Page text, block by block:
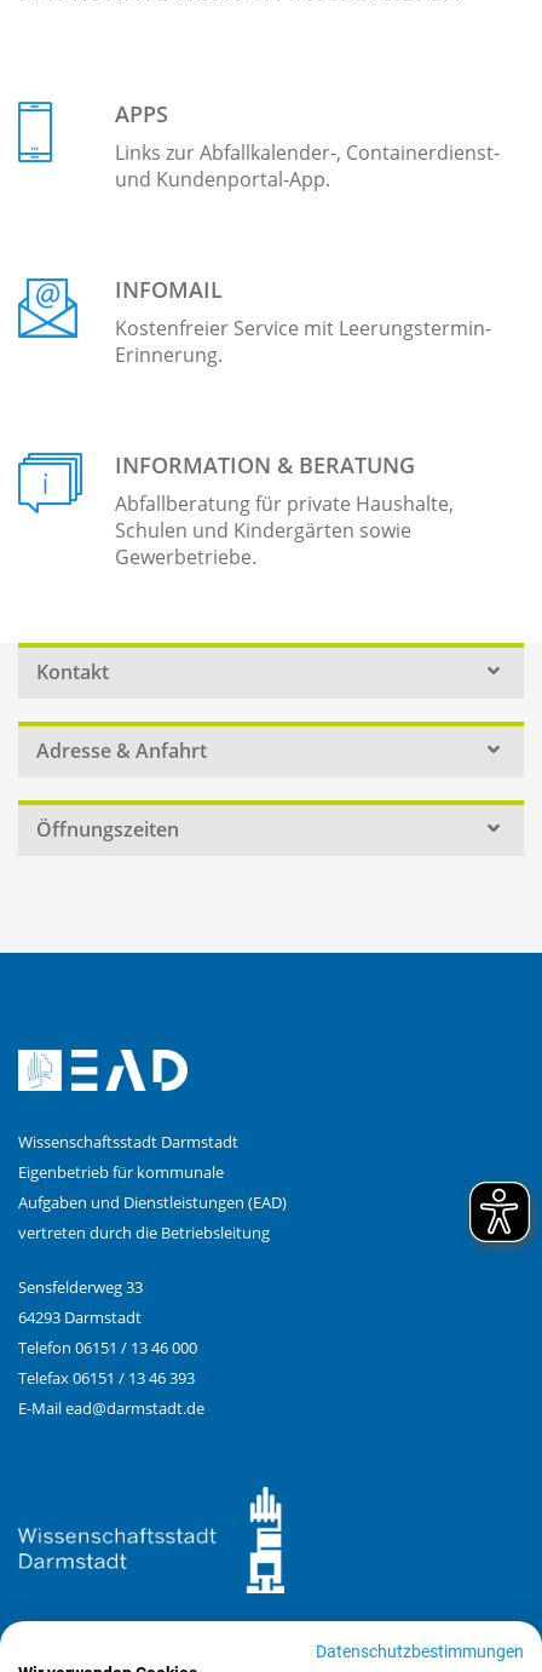
APPS
Links zur Abfallkalender-, Containerdienst-
und Kundenportal-App.
INFOMAIL
Kostenfreier Service mit Leerungstermin-
Erinnerung.
INFORMATION & BERATUNG
Abfallberatung für private Haushalte,
Schulen und Kindergärten sowie
Gewerbetriebe.
Kontakt
Adresse & Anfahrt
Öffnungszeiten
Wissenschaftsstadt Darmstadt
Eigenbetrieb für kommunale
Aufgaben und Dienstleistungen (EAD)
vertreten durch die Betriebsleitung
Sensfelderweg 33
64293 Darmstadt
Telefon 06151 / 13 46 000
Telefax 06151 / 13 46 393
E-Mailead@darmstadt.de
Datenschutzbestimmungen